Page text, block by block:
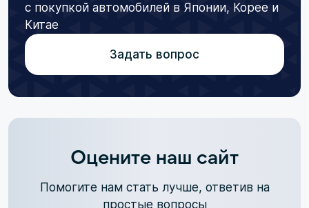
с покупкой автомобилей в Японии, Корее и
Китае
Задать вопрос
Оцените наш сайт
Помогите нам стать лучше, ответив на
простые вопросы